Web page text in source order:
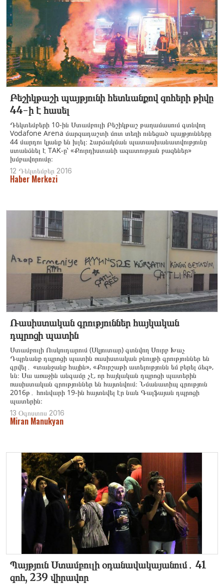
Բեշիկթաշի պայթյունի հետևանքով զոհերի թիվը
44-ի է հասել
Դեկտեմբերի 10-ին Ստամբուլի Բեշիկթաշ թաղամասում գտնվող
Vodafone Arena մարզադաշտի մոտ տեղի ունեցած պայթյունները
44 մարդու կյանք են խլել։ Հարձակման պատասխանատվությունը
ստանձնել է TAK-ը՝ «Քուրդիստանի ազատության բազեներ»
խմբավորումը։
12 Դեկտեմբեր 2016
Haber Merkezi
Ռասիստական գրություններ հայկական
դպրոցի պատին
Ստամբուլի Ուսկուդարում (Սկյուտար) գտնվող Սուրբ Խաչ
Դպրևանք դպրոցի պատին ռասիստական բնույթի գրություններ են
գրվել․ «տանջանք հային», «Քուրշաթի ատելությունն եմ բերել ձեզ»,
ևն։ Սա առաջին անգամը չէ, որ հայկական դպրոցի պատերին
ռասիստական գրություններ են հայտնվում։ Նմանատիպ գրություն
2016թ․ հունվարի 19-ին հայտնվել էր նաև Գալֆայան դպրոցի
պատերին։
13 Օգոստոս 2016
Miran Manukyan
Պայթյուն Ստամբուլի օդանավակայանում․ 41
զոհ, 239 վիրավոր